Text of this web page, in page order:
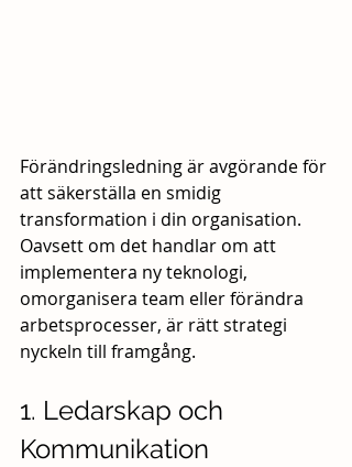
Förändringsledning är avgörande för
att säkerställa en smidig
transformation i din organisation.
Oavsett om det handlar om att
implementera ny teknologi,
omorganisera team eller förändra
arbetsprocesser, är rätt strategi
nyckeln till framgång.
1. Ledarskap och
Kommunikation